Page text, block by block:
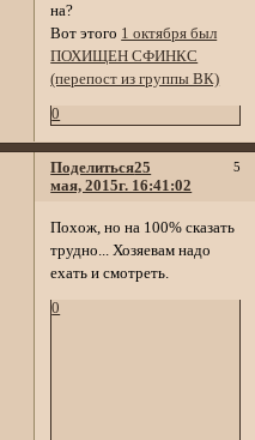
на?
Вот этого 1 октября был
ПОХИЩЕН СФИНКС
(перепост из группы ВК)
0
Поделиться 5
25
мая, 2015г. 16:41:02
Похож, но на 100% сказать
трудно... Хозяевам надо
ехать и смотреть.
0